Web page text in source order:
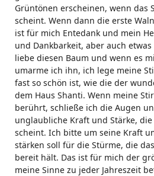
Grüntönen erscheinen, wenn das
scheint. Wenn dann die erste
ist für mich Entedank und mein
und Dankbarkeit, aber auch
liebe diesen Baum und wenn es
umarme ich ihn, ich lege meine
fast so schön ist, wie die der
dem Haus Shanti. Wenn meine
berührt, schließe ich die Augen
unglaubliche Kraft und Stärke,
scheint. Ich bitte um seine Kraft
stärken soll für die Stürme, die
bereit hält. Das ist für mich der
meine Sinne zu jeder Jahreszeit